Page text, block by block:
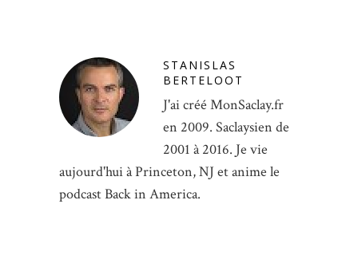
STANISLAS
BERTELOOT
J'ai créé MonSaclay.fr
en 2009. Saclaysien de
2001 à 2016. Je vie
aujourd'hui à Princeton, NJ et anime le
podcast Back in America.